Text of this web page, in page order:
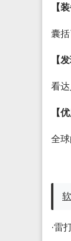
【
囊
【
看
【
全
·雷